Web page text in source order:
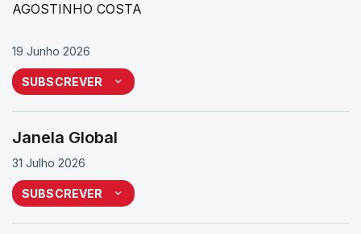
AGOSTINHO COSTA
19 Junho 2026
SUBSCREVER
Janela Global
31 Julho 2026
SUBSCREVER